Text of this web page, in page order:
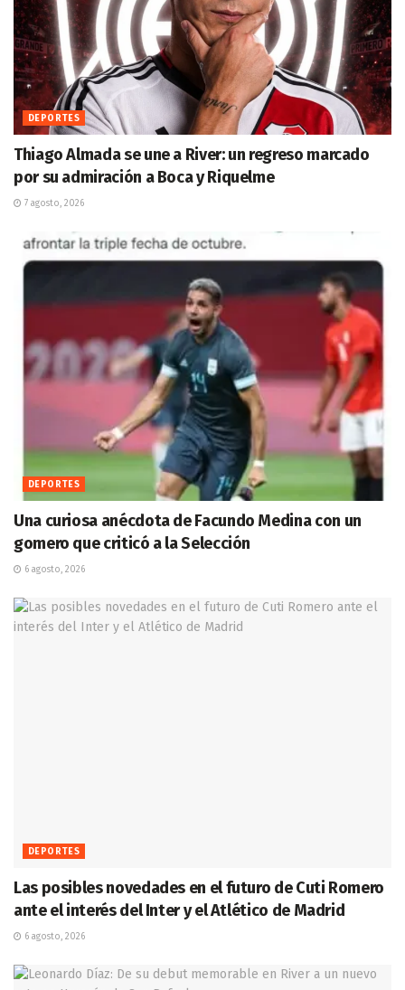
DEPORTES
Thiago Almada se une a River: un regreso marcado
por su admiración a Boca y Riquelme
7 agosto, 2026
DEPORTES
Una curiosa anécdota de Facundo Medina con un
gomero que criticó a la Selección
6 agosto, 2026
DEPORTES
Las posibles novedades en el futuro de Cuti Romero
ante el interés del Inter y el Atlético de Madrid
6 agosto, 2026